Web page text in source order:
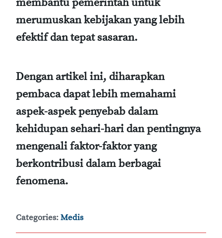
merumuskan kebijakan yang lebih
efektif dan tepat sasaran.
Dengan artikel ini, diharapkan
pembaca dapat lebih memahami
aspek-aspek penyebab dalam
kehidupan sehari-hari dan pentingnya
mengenali faktor-faktor yang
berkontribusi dalam berbagai
fenomena.
Categories:Medis